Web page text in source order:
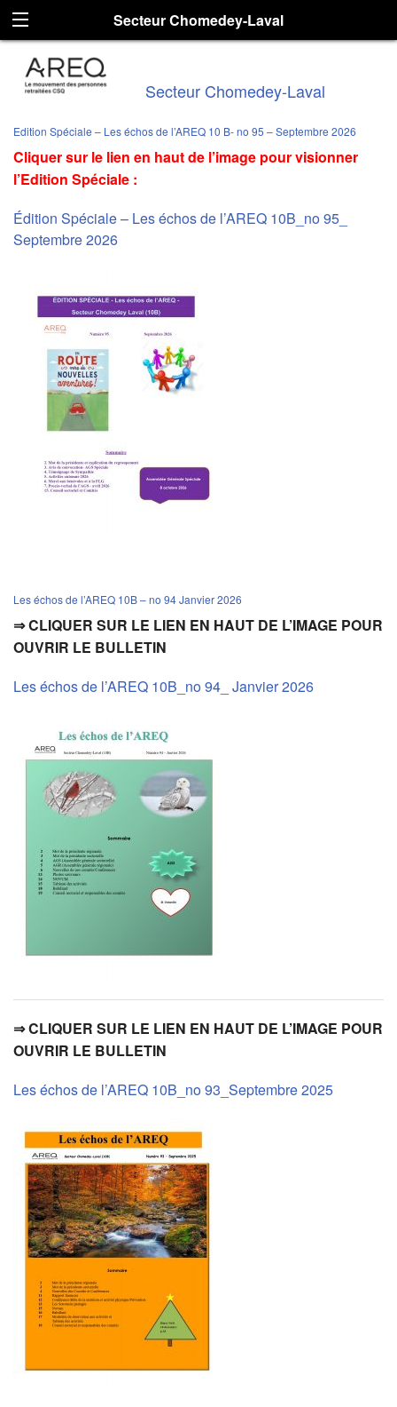
Secteur Chomedey-Laval
Secteur Chomedey-Laval
Edition Spéciale – Les échos de l’AREQ 10 B- no 95 – Septembre 2026
Cliquer sur le lien en haut de l’image pour visionner
l’Edition Spéciale :
Édition Spéciale – Les échos de l’AREQ 10B_no 95_
Septembre 2026
Les échos de l’AREQ 10B – no 94 Janvier 2026
⇒ CLIQUER SUR LE LIEN EN HAUT DE L’IMAGE POUR
OUVRIR LE BULLETIN
Les échos de l’AREQ 10B_no 94_ Janvier 2026
⇒ CLIQUER SUR LE LIEN EN HAUT DE L’IMAGE POUR
OUVRIR LE BULLETIN
Les échos de l’AREQ 10B_no 93_Septembre 2025